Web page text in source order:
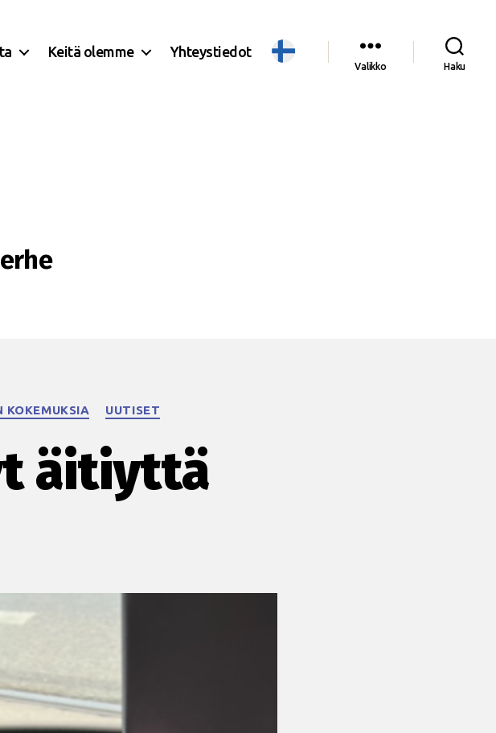
Keitä olemme Yhteystiedot
Valikko Haku
KOKEMUKSIA UUTISET
äitiyttä